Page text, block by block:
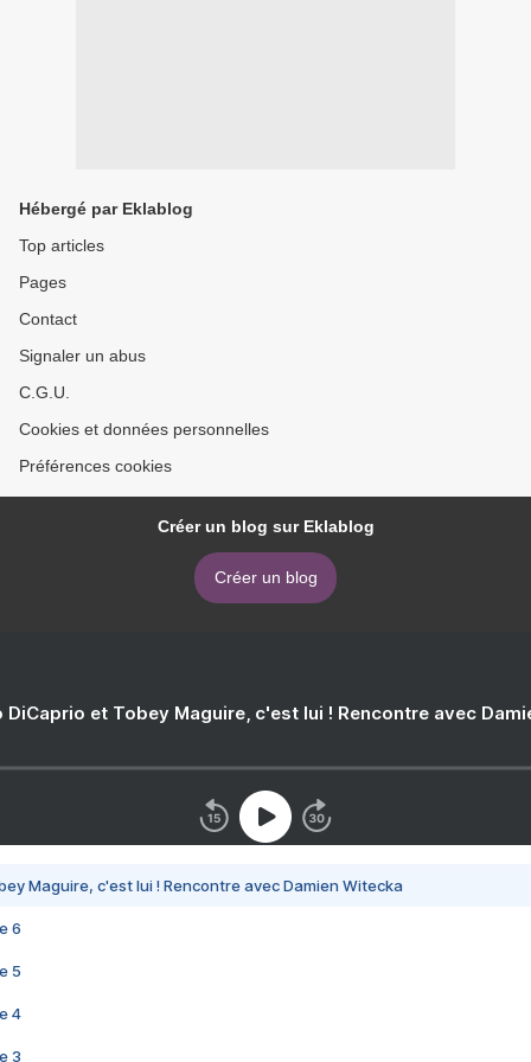
Hébergé par Eklablog
Top articles
Pages
Contact
Signaler un abus
C.G.U.
Cookies et données personnelles
Préférences cookies
Créer un blog sur Eklablog
Créer un blog
DiCaprio et Tobey Maguire, c'est lui ! Rencontre avec
Maguire, c'est lui ! Rencontre avec Damien Witecka
6
5
4
3